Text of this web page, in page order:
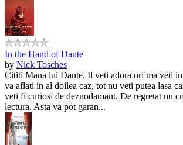
In the Hand of Dante
by Nick Tosches
Cititi Mana lui Dante. Il veti adora ori ma veti
va aflati in al doilea caz, tot nu veti putea lasa
veti fi curiosi de deznodamant. De regretat nu
lectura. Asta va pot garan...